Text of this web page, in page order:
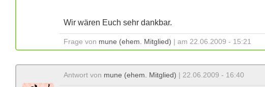
Wir wären Euch sehr dankbar.
Frage von mune (ehem. Mitglied) | am 22.06.2009 - 15:21
Antwort von mune (ehem. Mitglied) | 22.06.2009 - 16:40